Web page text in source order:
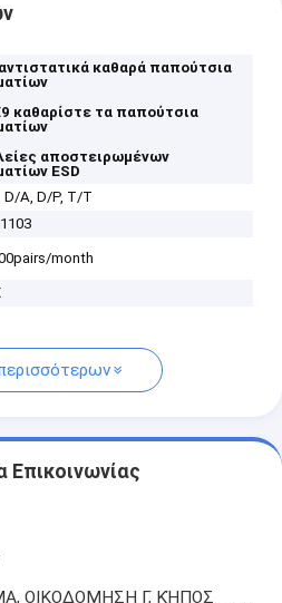
καθαρά παπούτσια
καθαρίστε τα παπούτσια
αποστειρωμένων
ESD
D/A, D/P, T/T
month
Επικοινωνίας
ΟΙΚΟΔΟΜΗΣΗ Γ, ΚΉΠΟΣ